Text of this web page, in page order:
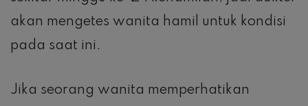
akan mengetes wanita hamil untuk kondisi
pada saat ini.
Jika seorang wanita memperhatikan